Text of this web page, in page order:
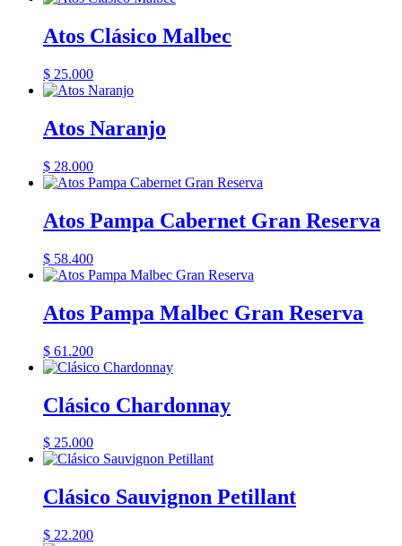
Atos Clásico Malbec
$ 25.000
Atos Naranjo
$ 28.000
Atos Pampa Cabernet Gran Reserva
$ 58.400
Atos Pampa Malbec Gran Reserva
$ 61.200
Clásico Chardonnay
$ 25.000
Clásico Sauvignon Petillant
$ 22.200